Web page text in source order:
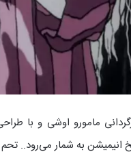
انیمیشن به شمار می‌رود..